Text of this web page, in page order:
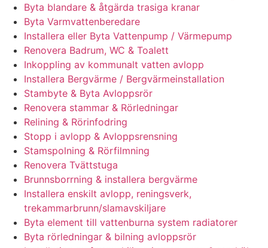
Byta blandare & åtgärda trasiga kranar
Byta Varmvattenberedare
Installera eller Byta Vattenpump / Värmepump
Renovera Badrum, WC & Toalett
Inkoppling av kommunalt vatten avlopp
Installera Bergvärme / Bergvärmeinstallation
Stambyte & Byta Avloppsrör
Renovera stammar & Rörledningar
Relining & Rörinfodring
Stopp i avlopp & Avloppsrensning
Stamspolning & Rörfilmning
Renovera Tvättstuga
Brunnsborrning & installera bergvärme
Installera enskilt avlopp, reningsverk,
trekammarbrunn/slamavskiljare
Byta element till vattenburna system radiatorer
Byta rörledningar & bilning avloppsrör